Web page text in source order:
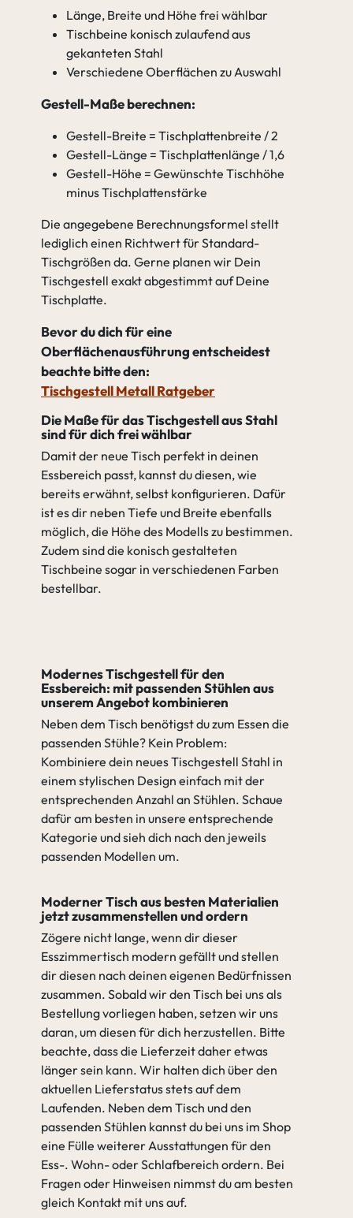
Länge, Breite und Höhe frei wählbar
Tischbeine konisch zulaufend aus
gekanteten Stahl
Verschiedene Oberflächen zu Auswahl
Gestell-Maße berechnen:
Gestell-Breite = Tischplattenbreite / 2
Gestell-Länge = Tischplattenlänge / 1,6
Gestell-Höhe = Gewünschte Tischhöhe
minus Tischplattenstärke
Die angegebene Berechnungsformel stellt
lediglich einen Richtwert für Standard-
Tischgrößen da. Gerne planen wir Dein
Tischgestell exakt abgestimmt auf Deine
Tischplatte.
Bevor du dich für eine
Oberflächenausführung entscheidest
beachte bitte den:
Tischgestell Metall Ratgeber
Die Maße für das Tischgestell aus Stahl
sind für dich frei wählbar
Damit der neue Tisch perfekt in deinen
Essbereich passt, kannst du diesen, wie
bereits erwähnt, selbst konfigurieren. Dafür
ist es dir neben Tiefe und Breite ebenfalls
möglich, die Höhe des Modells zu bestimmen.
Zudem sind die konisch gestalteten
Tischbeine sogar in verschiedenen Farben
bestellbar.
Modernes Tischgestell für den
Essbereich: mit passenden Stühlen aus
unserem Angebot kombinieren
Neben dem Tisch benötigst du zum Essen die
passenden Stühle? Kein Problem:
Kombiniere dein neues Tischgestell Stahl in
einem stylischen Design einfach mit der
entsprechenden Anzahl an Stühlen. Schaue
dafür am besten in unsere entsprechende
Kategorie und sieh dich nach den jeweils
passenden Modellen um.
Moderner Tisch aus besten Materialien
jetzt zusammenstellen und ordern
Zögere nicht lange, wenn dir dieser
Esszimmertisch modern gefällt und stellen
dir diesen nach deinen eigenen Bedürfnissen
zusammen. Sobald wir den Tisch bei uns als
Bestellung vorliegen haben, setzen wir uns
daran, um diesen für dich herzustellen. Bitte
beachte, dass die Lieferzeit daher etwas
länger sein kann. Wir halten dich über den
aktuellen Lieferstatus stets auf dem
Laufenden. Neben dem Tisch und den
passenden Stühlen kannst du bei uns im Shop
eine Fülle weiterer Ausstattungen für den
Ess-. Wohn- oder Schlafbereich ordern. Bei
Fragen oder Hinweisen nimmst du am besten
gleich Kontakt mit uns auf.